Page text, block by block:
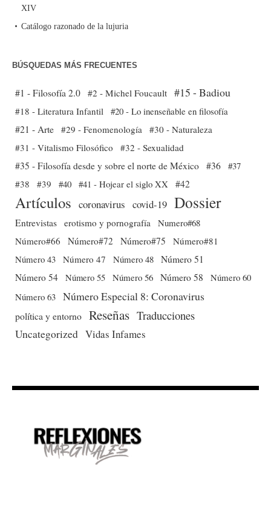
XIV
Catálogo razonado de la lujuria
BÚSQUEDAS MÁS FRECUENTES
#1 - Filosofía 2.0 #2 - Michel Foucault #15 - Badiou
#18 - Literatura Infantil #20 - Lo inenseñable en filosofía
#21 - Arte #29 - Fenomenología
#30 - Naturaleza
#31 - Vitalismo Filosófico
#32 - Sexualidad
#35 - Filosofía desde y sobre el norte de México #36 #37
#38
#39 #40 #41 - Hojear el siglo XX #42
Artículos coronavirus covid-19 Dossier
Entrevistas erotismo y pornografía
Numero#68
Número#66
Número#72 Número#75
Número#81
Número 43 Número 47 Número 48 Número 51
Número 54 Número 55 Número 56 Número 58
Número 60
Número 63 Número Especial 8: Coronavirus
política y entorno Reseñas Traducciones
Uncategorized Vidas Infames